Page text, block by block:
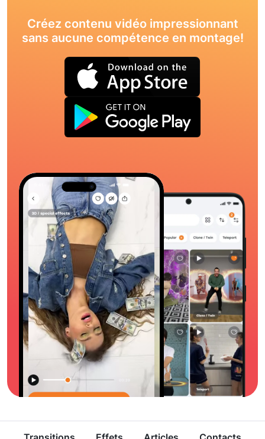
Créez contenu vidéo impressionnant
sans aucune compétence en montage!